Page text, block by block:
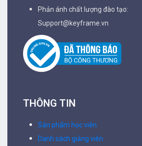
Phản ánh chất lượng đào tạo:
Support@keyframe.vn
THÔNG TIN
Sản phẩm học viên
Danh sách giảng viên